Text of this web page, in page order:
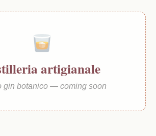
artigianale
gin botanico — coming soon